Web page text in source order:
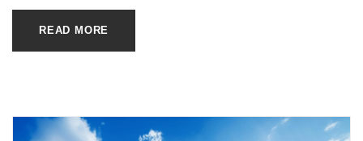
READ MORE